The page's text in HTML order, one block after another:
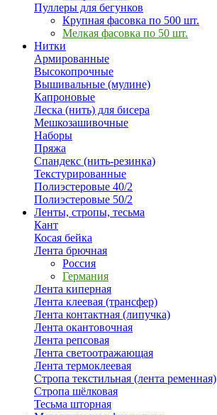
Пуллеры для бегунков
Крупная фасовка по 500 шт.
Мелкая фасовка по 50 шт.
Нитки
Армированные
Высокопрочные
Вышивальные (мулине)
Капроновые
Леска (нить) для бисера
Мешкозашивочные
Наборы
Пряжа
Спандекс (нить-резинка)
Текстурированные
Полиэстеровые 40/2
Полиэстеровые 50/2
Ленты, стропы, тесьма
Кант
Косая бейка
Лента брючная
Россия
Германия
Лента киперная
Лента клеевая (трансфер)
Лента контактная (липучка)
Лента окантовочная
Лента репсовая
Лента светоотражающая
Лента термоклеевая
Стропа текстильная (лента ременная)
Стропа шёлковая
Тесьма шторная